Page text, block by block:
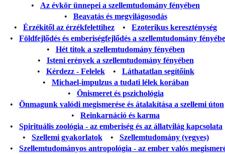
• Az évkör ünnepei a szellemtudomány fényében
• Beavatás és megvilágosodás
• Érzékitől az érzékfelettihez • Ezoterikus kereszténység
• Földfejlődés és emberiségfejlődés a szellemtudomány
• Hét titok a szellemtudomány fényében
• Isteni erények a szellemtudomány fényében
• Kérdezz - Felelek• Láthatatlan segítőink
• Michael-impulzus a tudati lélek korában
• Önismeret és pszichológia
• Önmagunk valódi megismerése és átalakítása a szellemi úton
• Reinkarnáció és karma
• Spirituális zoológia - az emberiség és az állatvilág kapcsolata
• Szellemi gyakorlatok• Szellemtudomány (vegyes)
• Szellemtudományos antropológia - az ember valós